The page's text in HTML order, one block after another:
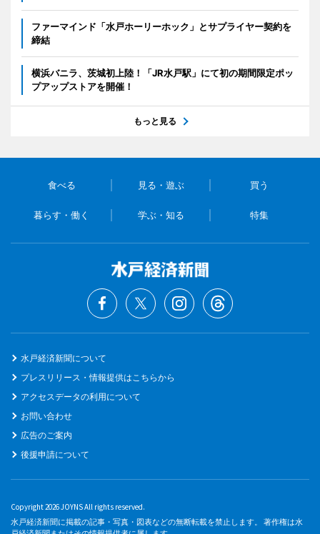
ファーマインド「水戸ホーリーホック」とサプライヤー契約を
締結
横浜バニラ、茨城初上陸！「JR水戸駅」にて初の期間限定ポッ
プアップストアを開催！
もっと見る
食べる 見る・遊ぶ 買う
暮らす・働く 学ぶ・知る 特集
水戸経済新聞について
プレスリリース・情報提供はこちらから
アクセスデータの利用について
お問い合わせ
広告のご案内
後援申請について
Copyright 2026 JOYNS All rights reserved.
水戸経済新聞に掲載の記事・写真・図表などの無断転載を禁止します。 著作権は水